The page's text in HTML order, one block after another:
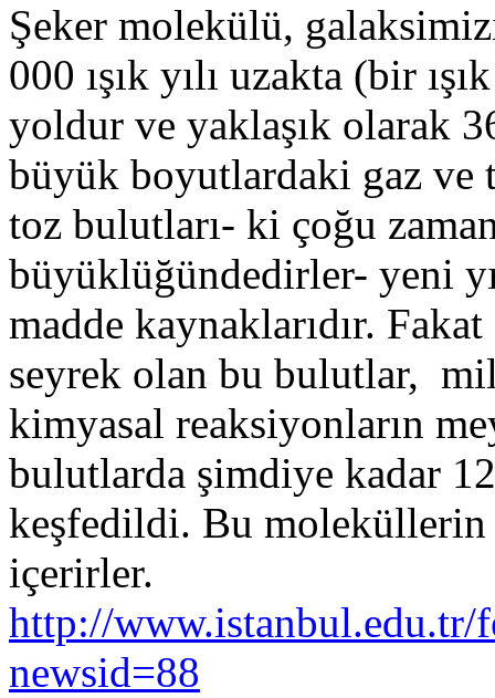
Şeker molekülü,
000 ışık yılı uzakta (bir
yoldur ve yaklaşık olarak
büyük boyutlardaki gaz
toz bulutları- ki çoğu
büyüklüğündedirler- yeni
madde kaynaklarıdır.
seyrek olan bu bulutlar,
kimyasal reaksiyonların
bulutlarda şimdiye kadar
keşfedildi. Bu moleküllerin
içerirler.
http://www.istanbul.edu.tr/
newsid=88